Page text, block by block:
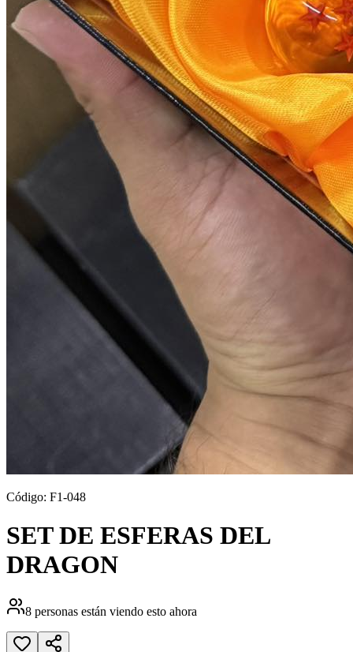
Código: F1-048
SET DE ESFERAS DEL
DRAGON
8 personas están viendo esto ahora